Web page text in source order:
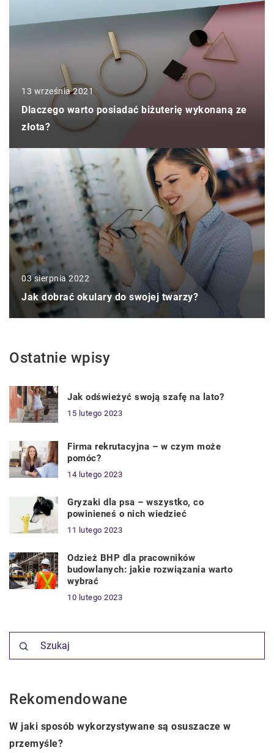
13 września 2021
Dlaczego warto posiadać biżuterię wykonaną ze
złota?
03 sierpnia 2022
Jak dobrać okulary do swojej twarzy?
Ostatnie wpisy
Jak odświeżyć swoją szafę na lato?
15 lutego 2023
Firma rekrutacyjna – w czym może
pomóc?
14 lutego 2023
Gryzaki dla psa – wszystko, co
powinieneś o nich wiedzieć
11 lutego 2023
Odzież BHP dla pracowników
budowlanych: jakie rozwiązania warto
wybrać
10 lutego 2023
Rekomendowane
TECHNOLOGIE & IT
W jaki sposób wykorzystywane są osuszacze w
przemyśle?